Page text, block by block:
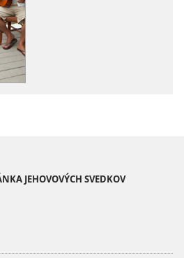
JEHOVOVÝCH SVEDKOV